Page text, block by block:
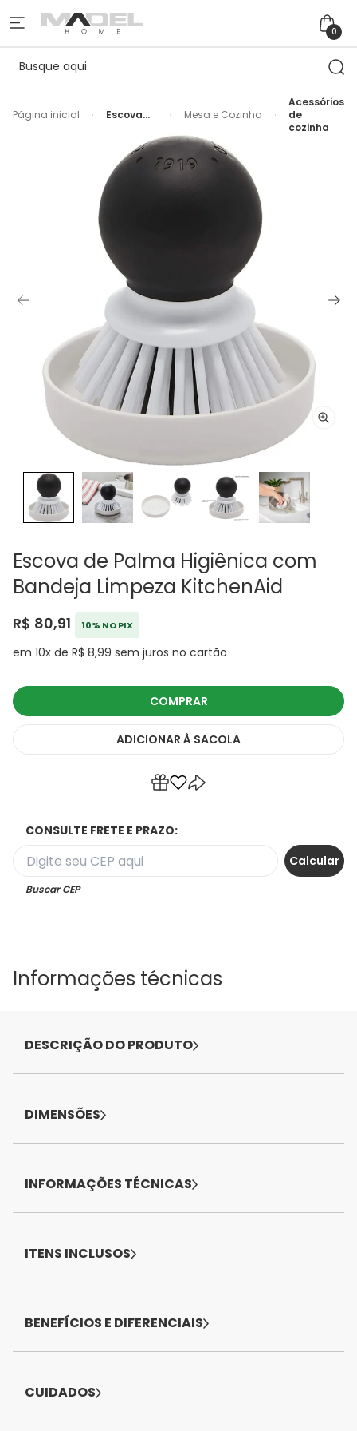
0
Página inicial
Escova
Higiênica
com
Bandeja
Limpeza
Mesa e Cozinha
Acessórios
de
cozinha
Escova de Palma Higiênica com
Bandeja Limpeza KitchenAid
R$ 80,91 10% NO PIX
em 10x de R$ 8,99 sem juros no cartão
COMPRAR
ADICIONAR À SACOLA
CONSULTE FRETE E PRAZO:
Buscar CEP
Informações técnicas
DESCRIÇÃO DO PRODUTO
DIMENSÕES
INFORMAÇÕES TÉCNICAS
ITENS INCLUSOS
BENEFÍCIOS E DIFERENCIAIS
CUIDADOS